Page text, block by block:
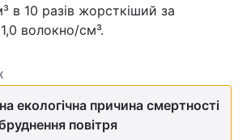
в 10 разів жорсткіший за
волокно/см³.
екологічна причина смертності
повітря